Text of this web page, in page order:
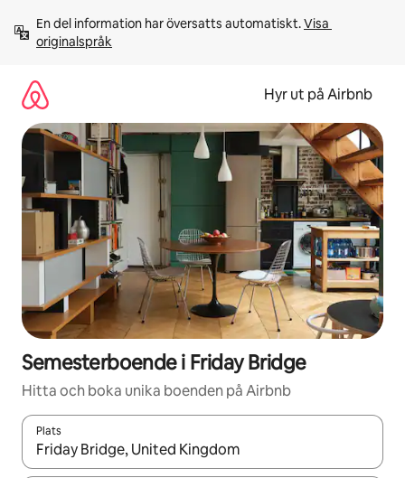
innehåll
En del information har översatts automatiskt. Visa
originalspråk
Hyr ut på Airbnb
Semesterboende i Friday Bridge
Hitta och boka unika boenden på Airbnb
Plats
När resultaten är tillgängliga kan du navigera med upp- och